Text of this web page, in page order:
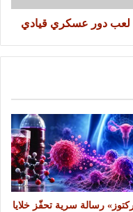
لعب دور عسكري قيادي
رسالة سرية تحفّز خلايا